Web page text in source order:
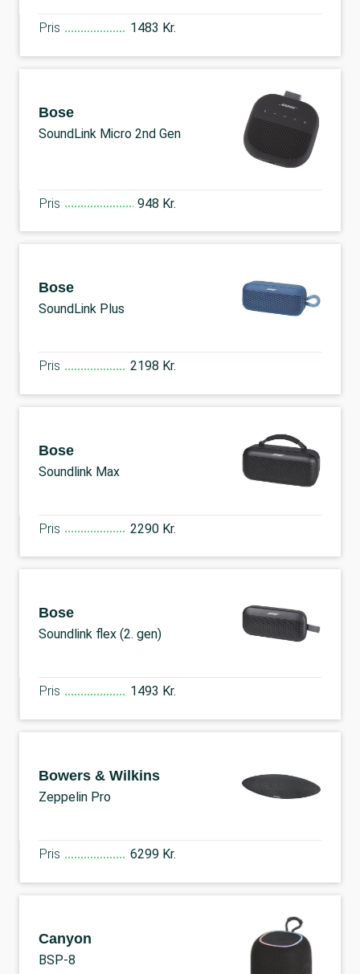
Pris 1483 Kr.
Bose
SoundLink Micro 2nd Gen
Pris 948 Kr.
Bose
SoundLink Plus
Pris 2198 Kr.
Bose
Soundlink Max
Pris 2290 Kr.
Bose
Soundlink flex (2. gen)
Pris 1493 Kr.
Bowers & Wilkins
Zeppelin Pro
Pris 6299 Kr.
Canyon
BSP-8